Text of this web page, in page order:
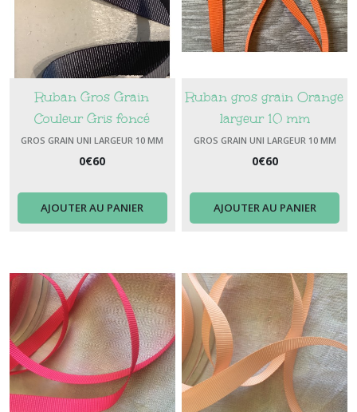
Ruban Gros Grain
Couleur Gris foncé
Largeur 10 mm
GROS GRAIN UNI LARGEUR 10 MM
0€60
AJOUTER AU PANIER
Ruban gros grain Orange
largeur 10 mm
GROS GRAIN UNI LARGEUR 10 MM
0€60
AJOUTER AU PANIER